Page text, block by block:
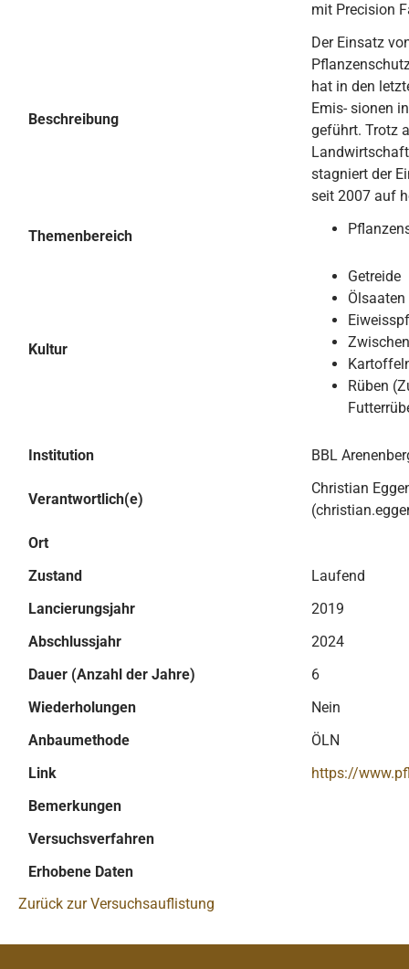
mit Precision
Beschreibung
Der Einsatz
hat in den
Emis- sionen
geführt. Trotz
stagniert der
seit 2007 auf
Themenbereich
Kultur
Getreide
Ölsaaten
Rüben
Institution BBL
Verantwortlich(e)
Christian
Ort
Zustand
Laufend
Lancierungsjahr
2019
Abschlussjahr
2024
Dauer (Anzahl der Jahre)
6
Wiederholungen
Nein
Anbaumethode
ÖLN
Link
https://
Bemerkungen
Versuchsverfahren
Erhobene Daten
Zurück zur Versuchsauflistung